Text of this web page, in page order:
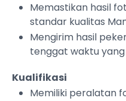
Memastikan hasil
standar kualitas
Mengirim hasil
tenggat waktu
Kualifikasi
Memiliki peralatan